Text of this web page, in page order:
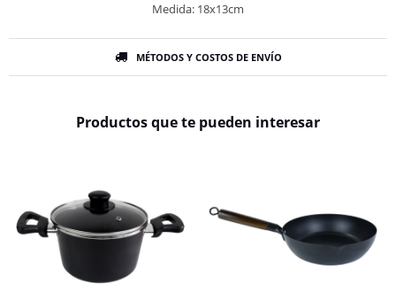
Medida: 18x13cm
MÉTODOS Y COSTOS DE ENVÍO
Productos que te pueden interesar